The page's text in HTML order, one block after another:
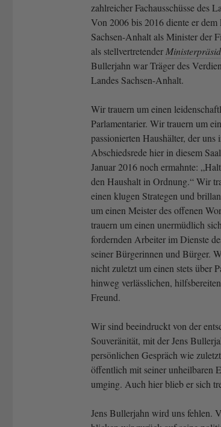
zahlreicher Fachausschüsse des
Von 2006 bis 2016 diente er dem
Sachsen-Anhalt als Minister der
als stellvertretender
Bullerjahn war Träger des
Landes Sachsen-Anhalt.
Wir trauern um einen
Parlamentarier. Wir trauern um
passionierten Haushälter, der uns
Abschiedsrede hier in diesem
Januar 2016 noch ermahnte:
den Haushalt in Ordnung.“ Wir
einen klugen Strategen und
um einen Meister des offenen
trauern um einen unermüdlich
fordernden Arbeiter im Dienste
seiner Bürgerinnen und Bürger.
nicht zuletzt um einen stets über
hinweg verlässlichen,
Freund.
Wir sind beeindruckt von der
Souveränität, mit der Jens
persönlichen Gespräch wie
öffentlich mit seiner unheilbaren
umging. Auch hier blieb er sich
Jens Bullerjahn wird uns fehlen.